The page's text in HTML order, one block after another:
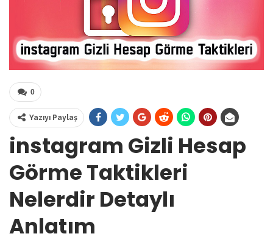
0
Yazıyı Paylaş
instagram Gizli Hesap
Görme Taktikleri
Nelerdir Detaylı
Anlatım